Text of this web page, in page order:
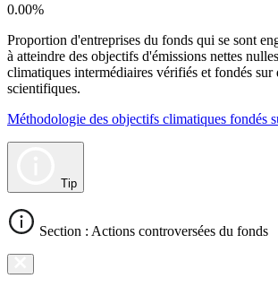
0.00%
Proportion d'entreprises du fonds qui se sont
à atteindre des objectifs d'émissions nettes
climatiques intermédiaires vérifiés et fondés sur
scientifiques.
Méthodologie des objectifs climatiques fondés
Tip
Section : Actions controversées du fonds